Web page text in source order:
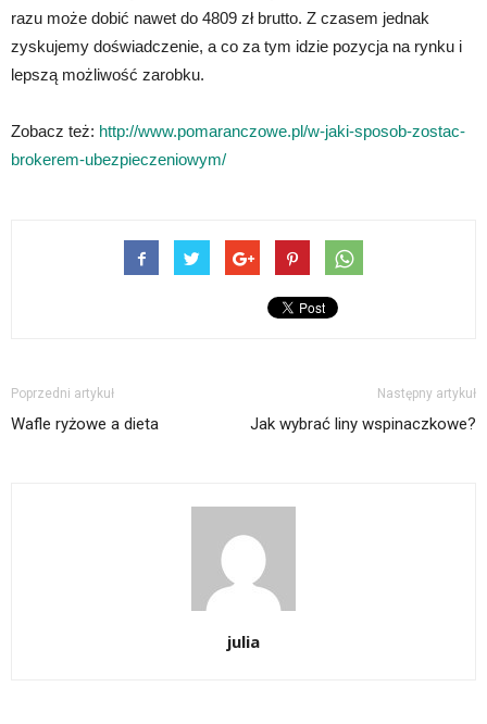
razu może dobić nawet do 4809 zł brutto. Z czasem jednak
zyskujemy doświadczenie, a co za tym idzie pozycja na rynku i
lepszą możliwość zarobku.
Zobacz też: http://www.pomaranczowe.pl/w-jaki-sposob-zostac-
brokerem-ubezpieczeniowym/
Poprzedni artykuł
Wafle ryżowe a dieta
Następny artykuł
Jak wybrać liny wspinaczkowe?
julia